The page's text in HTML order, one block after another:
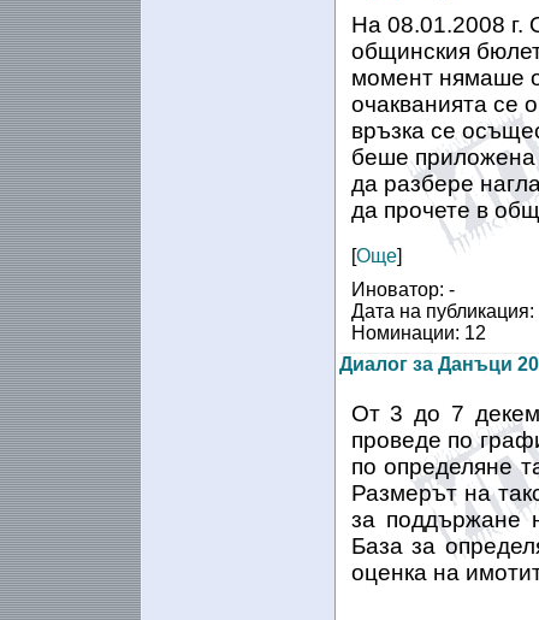
На 08.01.2008 г.
общинския
момент нямаше
очакванията се
връзка се
беше приложена
да разбере
да прочете в
[Още]
Иноватор: -
Дата на
Номинации: 12
Диалог за Данъци
От 3 до 7
проведе по
по определяне
Размерът на
за поддържане
База за
оценка на